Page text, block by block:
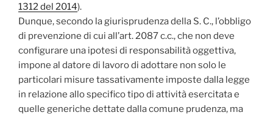
1312 del 2014).
Dunque, secondo la giurisprudenza della S. C., l’obbligo
di prevenzione di cui all’art. 2087 c.c., che non deve
configurare una ipotesi di responsabilità oggettiva,
impone al datore di lavoro di adottare non solo le
particolari misure tassativamente imposte dalla legge
in relazione allo specifico tipo di attività esercitata e
quelle generiche dettate dalla comune prudenza, ma